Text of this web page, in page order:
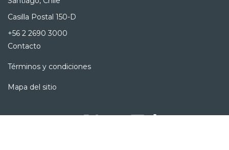
Casilla Postal 150-D
+56 2 2690 3000
Contacto
Términos y condiciones
Mapa del sitio